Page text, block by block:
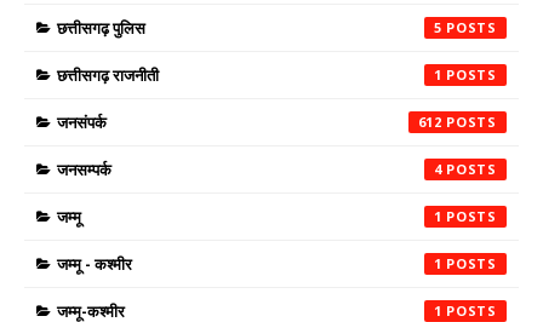
छत्तीसगढ़ पुलिस 5
छत्तीसगढ़ राजनीती 1
जनसंपर्क 612
जनसम्पर्क 4
जम्मू 1
जम्मू - कश्मीर 1
जम्मू-कश्मीर 1